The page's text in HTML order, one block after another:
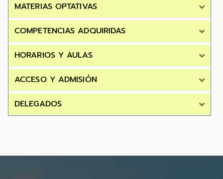
MATERIAS OPTATIVAS
COMPETENCIAS ADQUIRIDAS
HORARIOS Y AULAS
ACCESO Y ADMISIÓN
DELEGADOS